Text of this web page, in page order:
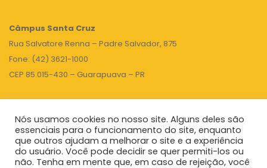
Câmpus Santa Cruz
Rua Salvatore Renna – Padre Salvador, 875
Fone: (42) 3621-1000
CEP 85.015-430 – Guarapuava – PR
TOPO
Unicentro |Governo do Paraná|Seti| Agenda do Reitor
Nós usamos cookies no nosso site. Alguns deles são
essenciais para o funcionamento do site, enquanto
que outros ajudam a melhorar o site e a experiência
do usuário. Você pode decidir se quer permiti-los ou
não. Tenha em mente que, em caso de rejeição, você